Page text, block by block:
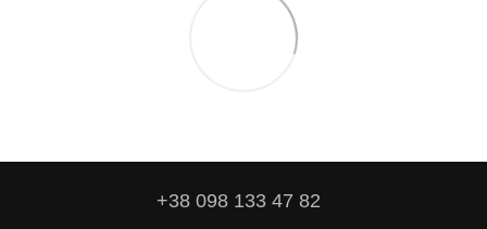
+38 098 133 47 82